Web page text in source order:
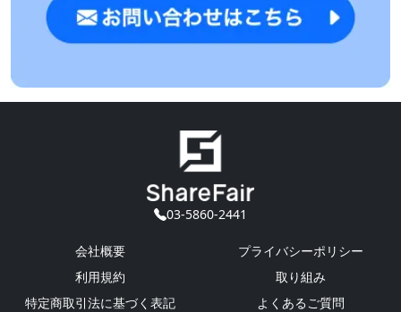
03-5860-2441
会社概要
プライバシーポリシー
利用規約
取り組み
特定商取引法に基づく表記
よくあるご質問